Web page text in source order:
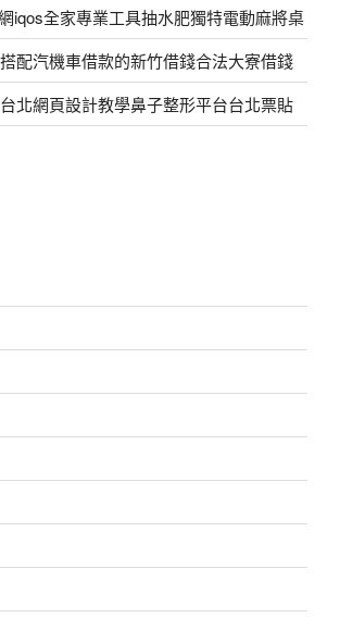
iqos全家專業工具抽水肥獨特電動麻將桌
配汽機車借款的新竹借錢合法大寮借錢
北網頁設計教學鼻子整形平台台北票貼